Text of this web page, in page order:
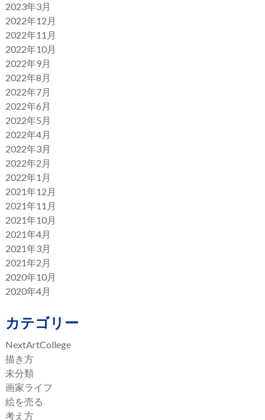
2023年3月
2022年12月
2022年11月
2022年10月
2022年9月
2022年8月
2022年7月
2022年6月
2022年5月
2022年4月
2022年3月
2022年2月
2022年1月
2021年12月
2021年11月
2021年10月
2021年4月
2021年3月
2021年2月
2020年10月
2020年4月
カテゴリー
NextArtCollege
描き方
未分類
画家ライフ
絵を売る
考え方